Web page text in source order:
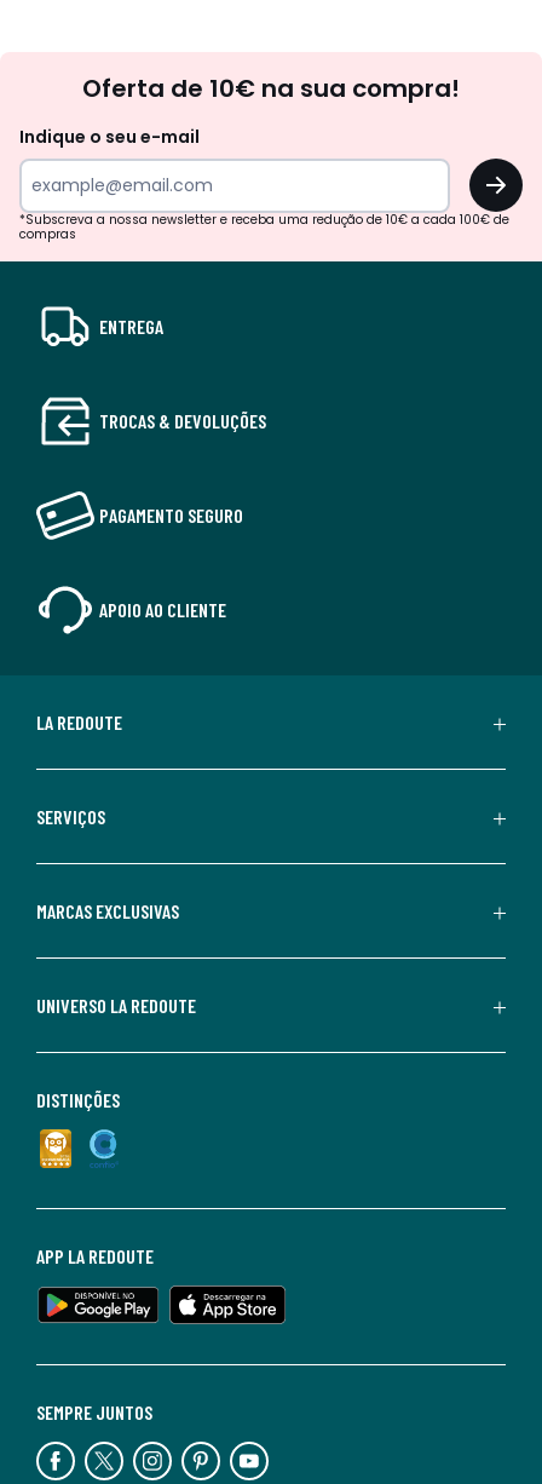
Oferta de 10€ na sua compra!
Indique o seu e-mail
OK
*Subscreva a nossa newsletter e receba uma redução de 10€ a cada 100€ de
compras
ENTREGA
TROCAS & DEVOLUÇÕES
PAGAMENTO SEGURO
APOIO AO CLIENTE
LA REDOUTE
SERVIÇOS
MARCAS EXCLUSIVAS
UNIVERSO LA REDOUTE
SEMPRE JUNTOS
APP LA REDOUTE
DISTINÇÕES